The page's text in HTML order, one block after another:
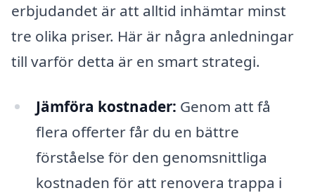
erbjudandet är att alltid inhämtar minst
tre olika priser. Här är några anledningar
till varför detta är en smart strategi.
Jämföra kostnader: Genom att få
flera offerter får du en bättre
förståelse för den genomsnittliga
kostnaden för att renovera trappa i